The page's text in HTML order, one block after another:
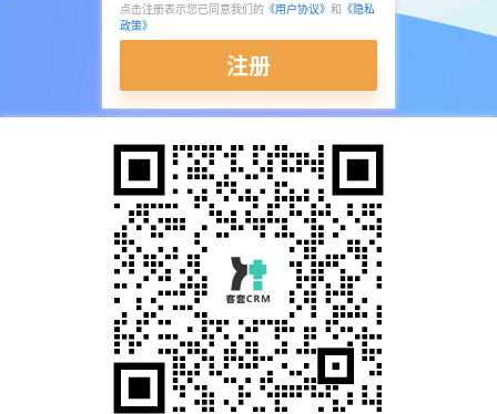
点击注册表示您已同意我们的 《用户协议》 和 《隐私
政策》
注册